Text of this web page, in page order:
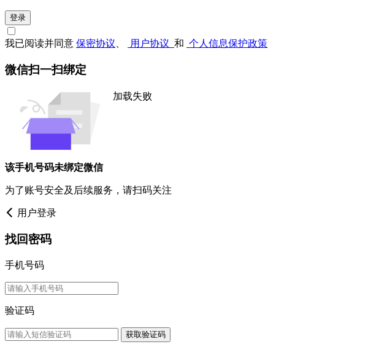
登录
我已阅读并同意 保密协议 用户协议 和 个人信息保护政策
微信扫一扫绑定
加载失败
该手机号码未绑定微信
为了账号安全及后续服务，请扫码关注
用户登录
找回密码
手机号码
验证码
获取验证码